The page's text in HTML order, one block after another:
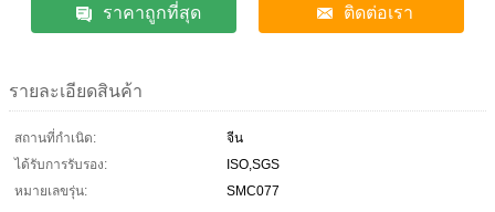
ราคาถูกที่สุด ติดต่อเรา
รายละเอียดสินค้า
สถานที่กำเนิด:
จีน
ได้รับการรับรอง:
ISO,SGS
หมายเลขรุ่น:
SMC077